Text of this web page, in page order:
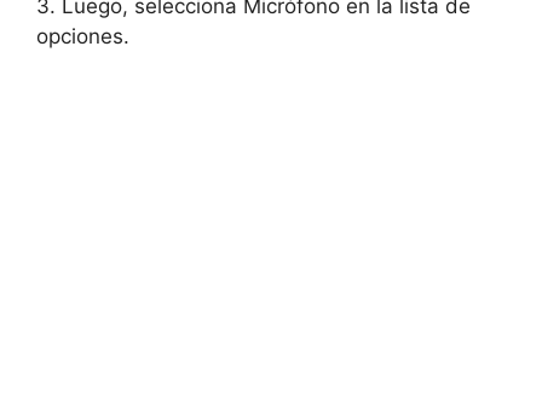
3. Luego, selecciona Micrófono en la lista de
opciones.